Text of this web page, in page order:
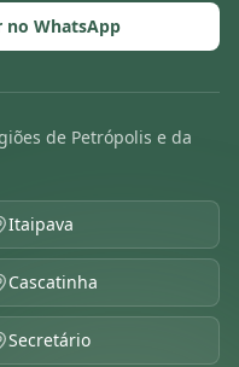
no WhatsApp
de Petrópolis e da
Itaipava
Cascatinha
Secretário